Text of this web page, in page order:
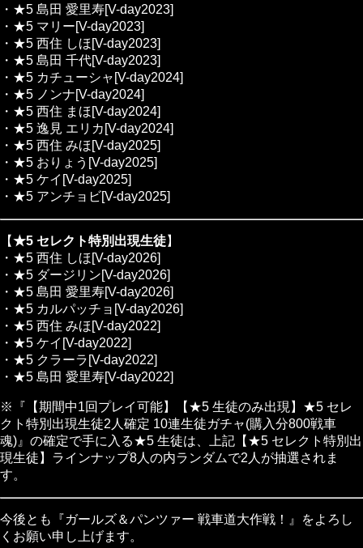
・★5 島田 愛里寿[V-day2023]
・★5 マリー[V-day2023]
・★5 西住 しほ[V-day2023]
・★5 島田 千代[V-day2023]
・★5 カチューシャ[V-day2024]
・★5 ノンナ[V-day2024]
・★5 西住 まほ[V-day2024]
・★5 逸見 エリカ[V-day2024]
・★5 西住 みほ[V-day2025]
・★5 おりょう[V-day2025]
・★5 ケイ[V-day2025]
・★5 アンチョビ[V-day2025]
【★5 セレクト特別出現生徒】
・★5 西住 しほ[V-day2026]
・★5 ダージリン[V-day2026]
・★5 島田 愛里寿[V-day2026]
・★5 カルパッチョ[V-day2026]
・★5 西住 みほ[V-day2022]
・★5 ケイ[V-day2022]
・★5 クラーラ[V-day2022]
・★5 島田 愛里寿[V-day2022]
※『【期間中1回プレイ可能】【★5 生徒のみ出現】★5 セレ
クト特別出現生徒2人確定 10連生徒ガチャ(購入分800戦車
魂)』の確定で手に入る★5 生徒は、上記【★5 セレクト特別出
現生徒】ラインナップ8人の内ランダムで2人が抽選されま
す。
今後とも『ガールズ＆パンツァー 戦車道大作戦！』をよろし
くお願い申し上げます。